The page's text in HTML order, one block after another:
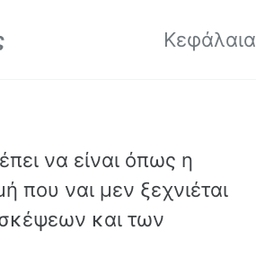
Κεφάλαια
να είναι όπως η
που ναι μεν ξεχνιέται
και των